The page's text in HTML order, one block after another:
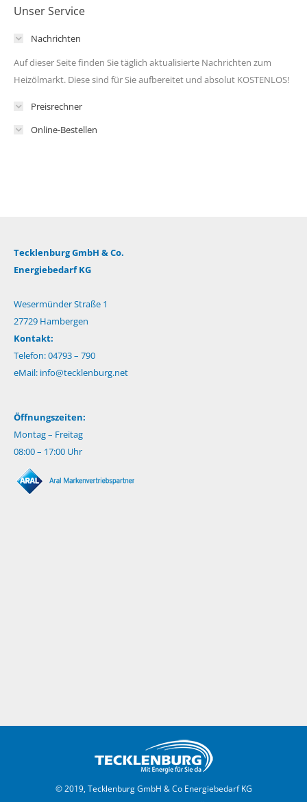
Unser Service
Nachrichten
Auf dieser Seite finden Sie täglich aktualisierte Nachrichten zum
Heizölmarkt. Diese sind für Sie aufbereitet und absolut KOSTENLOS!
Preisrechner
Online-Bestellen
Tecklenburg GmbH & Co.
Energiebedarf KG
Wesermünder Straße 1
27729 Hambergen
Kontakt:
Telefon: 04793 – 790
eMail: info@tecklenburg.net
Öffnungszeiten:
Montag – Freitag
08:00 – 17:00 Uhr
© 2019, Tecklenburg GmbH & Co Energiebedarf KG